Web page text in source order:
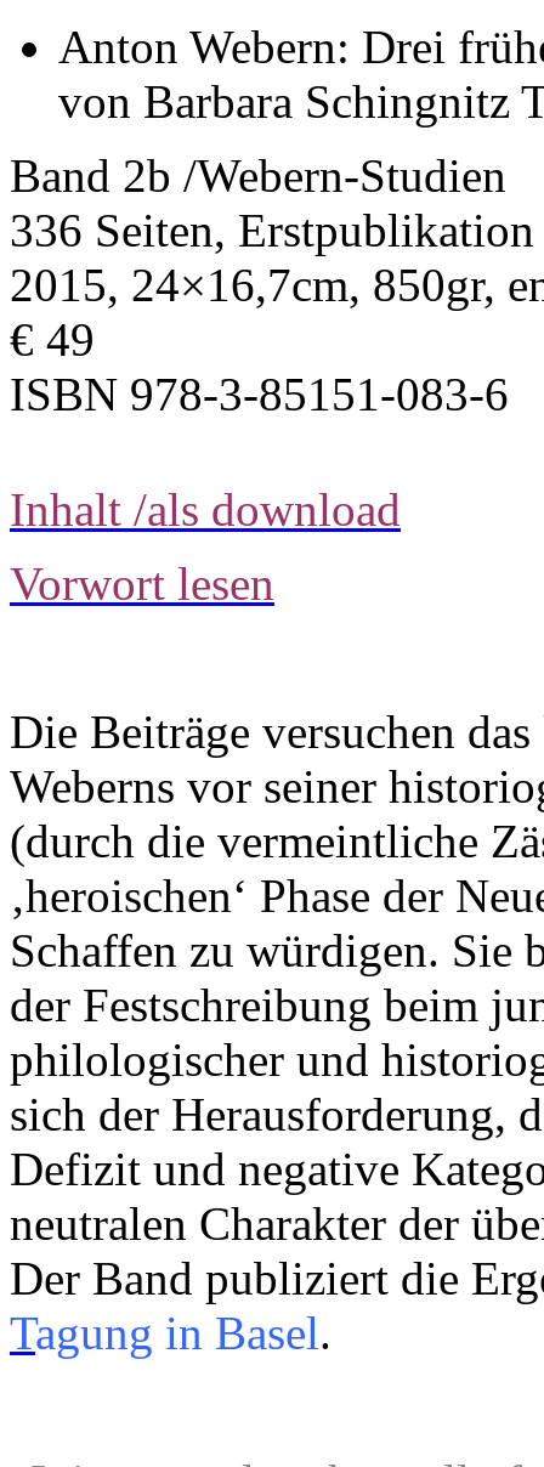
Anton Webern: Drei
von Barbara Schingnitz
Band 2b /Webern-Studien
336 Seiten, Erstpublikation
2015, 24×16,7cm, 850gr,
€ 49
ISBN 978-3-85151-083-6
Inhalt /als download
Vorwort lesen
Die Beiträge versuchen
Weberns vor seiner
(durch die vermeintliche
‚heroischen‘ Phase der
Schaffen zu würdigen. Sie
der Festschreibung beim
philologischer und
sich der Herausforderung,
Defizit und negative
neutralen Charakter der
Der Band publiziert die
Tagung in Basel.